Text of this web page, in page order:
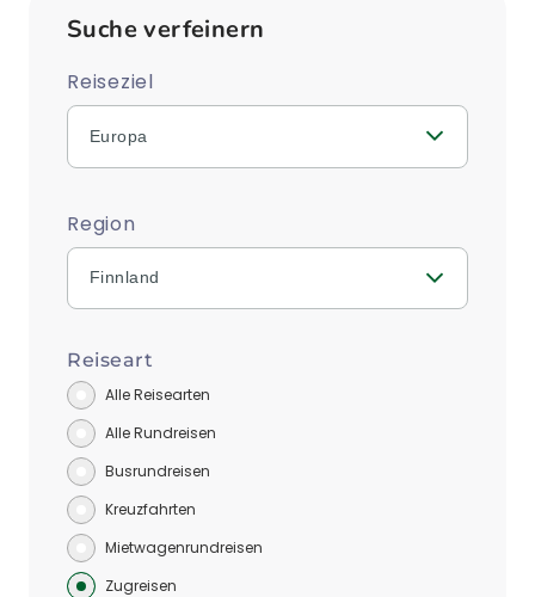
Suche verfeinern
Reiseziel
Europa
Region
Finnland
Reiseart
Alle Reisearten
Alle Rundreisen
Busrundreisen
Kreuzfahrten
Mietwagenrundreisen
Zugreisen